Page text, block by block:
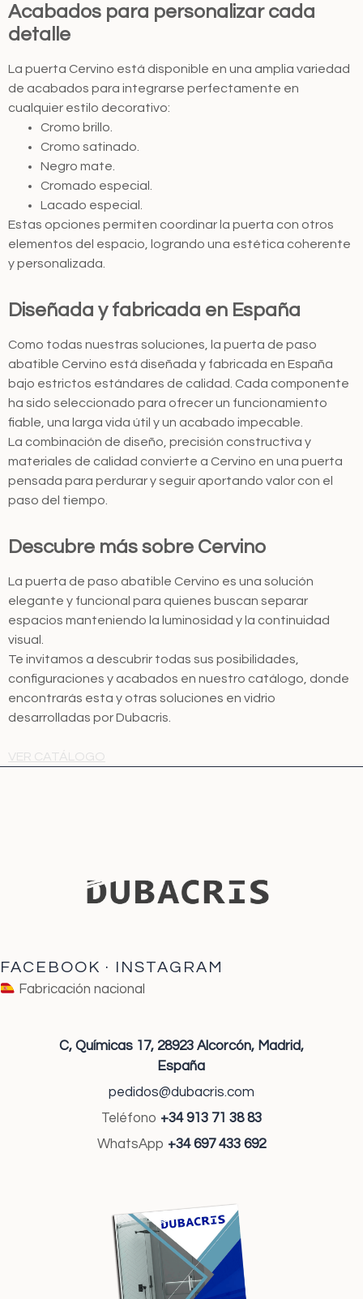
Acabados para personalizar cada
detalle
La puerta Cervino está disponible en una amplia variedad
de acabados para integrarse perfectamente en
cualquier estilo decorativo:
Cromo brillo.
Cromo satinado.
Negro mate.
Cromado especial.
Lacado especial.
Estas opciones permiten coordinar la puerta con otros
elementos del espacio, logrando una estética coherente
y personalizada.
Diseñada y fabricada en España
Como todas nuestras soluciones, la puerta de paso
abatible Cervino está diseñada y fabricada en España
bajo estrictos estándares de calidad. Cada componente
ha sido seleccionado para ofrecer un funcionamiento
fiable, una larga vida útil y un acabado impecable.
La combinación de diseño, precisión constructiva y
materiales de calidad convierte a Cervino en una puerta
pensada para perdurar y seguir aportando valor con el
paso del tiempo.
Descubre más sobre Cervino
La puerta de paso abatible Cervino es una solución
elegante y funcional para quienes buscan separar
espacios manteniendo la luminosidad y la continuidad
visual.
Te invitamos a descubrir todas sus posibilidades,
configuraciones y acabados en nuestro catálogo, donde
encontrarás esta y otras soluciones en vidrio
desarrolladas por Dubacris.
VER CATÁLOGO
FACEBOOK · INSTAGRAM
Fabricación nacional
C, Químicas 17, 28923 Alcorcón, Madrid,
España
pedidos@dubacris.com
Teléfono +34 913 71 38 83
WhatsApp +34 697 433 692